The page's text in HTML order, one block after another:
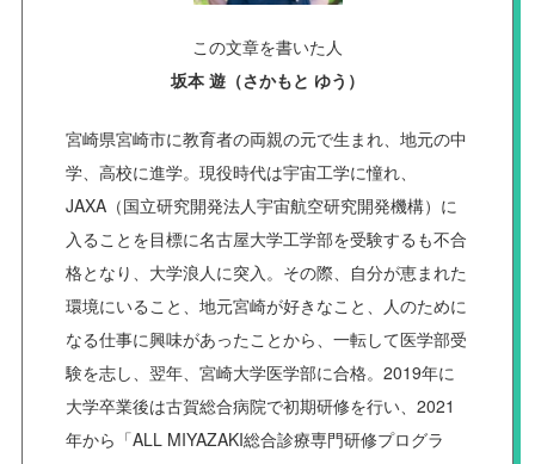
この文章を書いた人
坂本 遊（さかもと ゆう）
宮崎県宮崎市に教育者の両親の元で生まれ、地元の中
学、高校に進学。現役時代は宇宙工学に憧れ、
JAXA（国立研究開発法人宇宙航空研究開発機構）に
入ることを目標に名古屋大学工学部を受験するも不合
格となり、大学浪人に突入。その際、自分が恵まれた
環境にいること、地元宮崎が好きなこと、人のために
なる仕事に興味があったことから、一転して医学部受
験を志し、翌年、宮崎大学医学部に合格。2019年に
大学卒業後は古賀総合病院で初期研修を行い、2021
年から「ALL MIYAZAKI総合診療専門研修プログラ